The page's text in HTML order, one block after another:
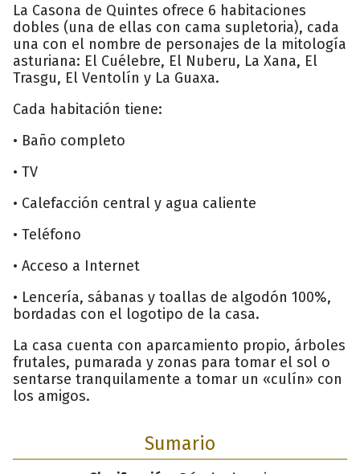
La Casona de Quintes ofrece 6 habitaciones
dobles (una de ellas con cama supletoria), cada
una con el nombre de personajes de la mitología
asturiana: El Cuélebre, El Nuberu, La Xana, El
Trasgu, El Ventolín y La Guaxa.
Cada habitación tiene:
• Baño completo
• TV
• Calefacción central y agua caliente
• Teléfono
• Acceso a Internet
• Lencería, sábanas y toallas de algodón 100%,
bordadas con el logotipo de la casa.
La casa cuenta con aparcamiento propio, árboles
frutales, pumarada y zonas para tomar el sol o
sentarse tranquilamente a tomar un «culín» con
los amigos.
Sumario